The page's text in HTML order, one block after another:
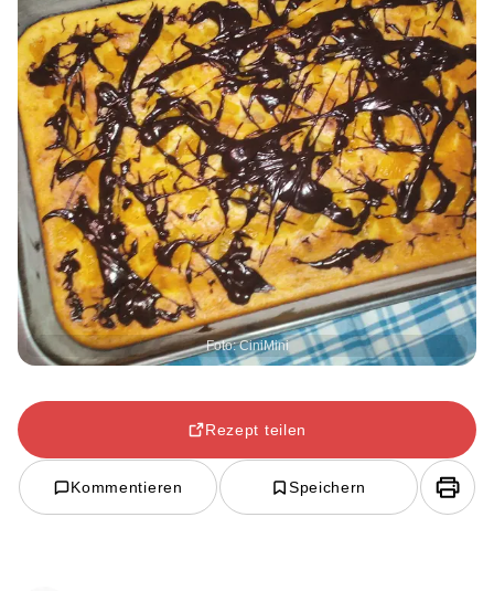
Foto: CiniMini
Rezept teilen
Kommentieren Speichern